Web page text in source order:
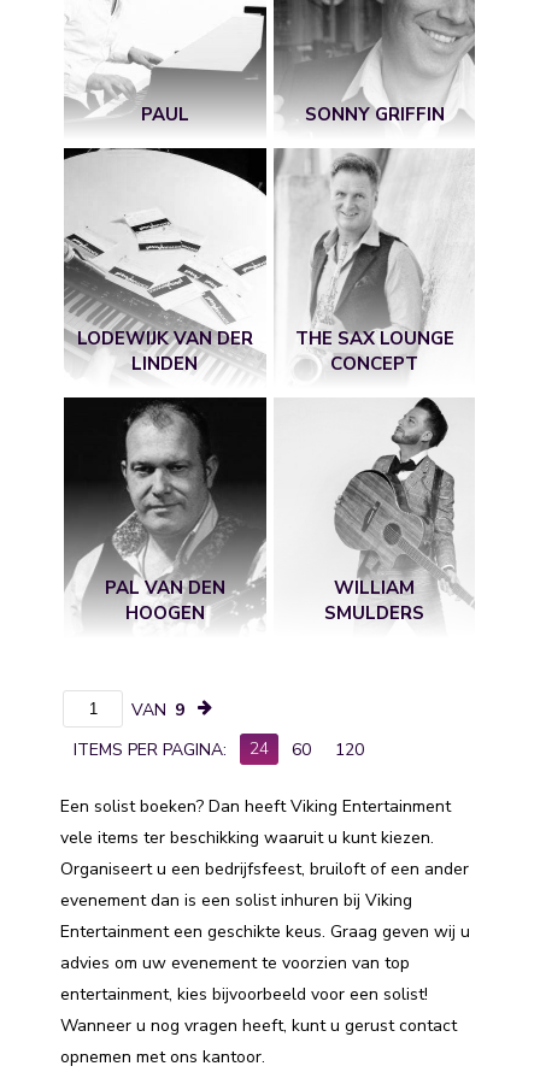
PAUL SONNY GRIFFIN
LODEWIJK VAN DER
LINDEN
THE SAX LOUNGE
CONCEPT
PAL VAN DEN
HOOGEN
WILLIAM
SMULDERS
VAN 9
ITEMS PER PAGINA:
24 60 120
Een solist boeken? Dan heeft Viking Entertainment
vele items ter beschikking waaruit u kunt kiezen.
Organiseert u een bedrijfsfeest, bruiloft of een ander
evenement dan is een solist inhuren bij Viking
Entertainment een geschikte keus. Graag geven wij u
advies om uw evenement te voorzien van top
entertainment, kies bijvoorbeeld voor een solist!
Wanneer u nog vragen heeft, kunt u gerust contact
opnemen met ons kantoor.